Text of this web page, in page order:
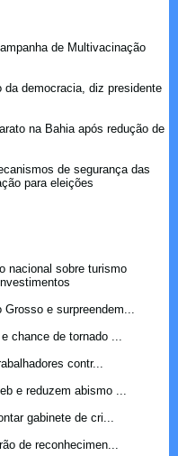
de Multivacinação
da democracia, diz presidente
na Bahia após redução de
de segurança das
para eleições
nacional sobre turismo
e surpreendem...
chance de tornado ...
contr...
e reduzem abismo ...
gabinete de cri...
de reconhecimen...